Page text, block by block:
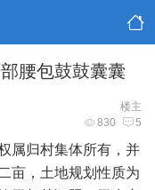
腰包鼓鼓囊囊
楼主
830 5
属归村集体所有，并
亩，土地规划性质为